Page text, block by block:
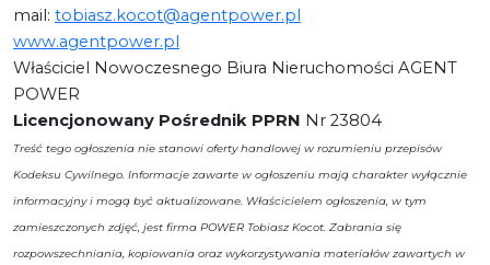
mail: tobiasz.kocot@agentpower.pl
www.agentpower.pl
Właściciel Nowoczesnego Biura Nieruchomości AGENT
POWER
Licencjonowany Pośrednik PPRN Nr 23804
Treść tego ogłoszenia nie stanowi oferty handlowej w rozumieniu przepisów
Kodeksu Cywilnego. Informacje zawarte w ogłoszeniu mają charakter wyłącznie
informacyjny i mogą być aktualizowane. Właścicielem ogłoszenia, w tym
zamieszczonych zdjęć, jest firma POWER Tobiasz Kocot. Zabrania się
rozpowszechniania, kopiowania oraz wykorzystywania materiałów zawartych w